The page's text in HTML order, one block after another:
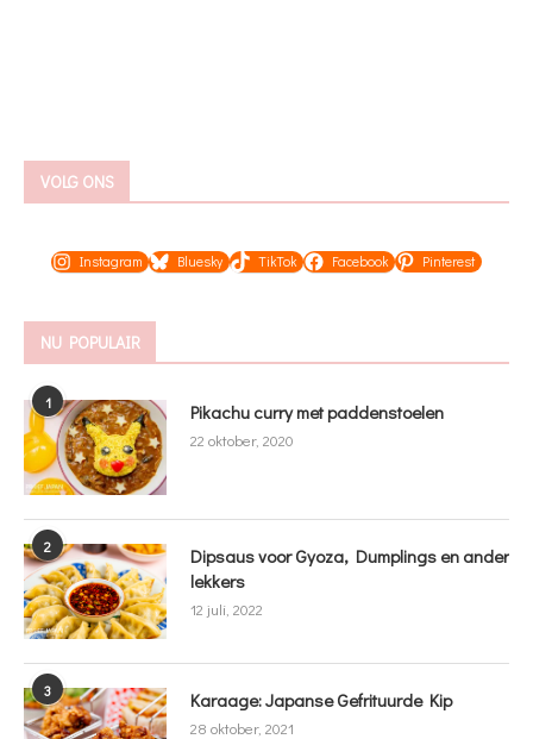
VOLG ONS
Instagram Bluesky TikTok Facebook Pinterest
NU POPULAIR
1 Pikachu curry met paddenstoelen
22 oktober, 2020
2
Dipsaus voor Gyoza, Dumplings en ander
lekkers
12 juli, 2022
3 Karaage: Japanse Gefrituurde Kip
28 oktober, 2021